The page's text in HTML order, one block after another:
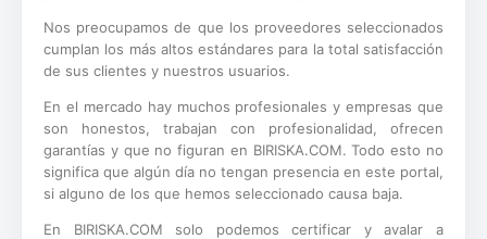
Nos preocupamos de que los proveedores seleccionados
cumplan los más altos estándares para la total satisfacción
de sus clientes y nuestros usuarios.
En el mercado hay muchos profesionales y empresas que
son honestos, trabajan con profesionalidad, ofrecen
garantías y que no figuran en BIRISKA.COM. Todo esto no
significa que algún día no tengan presencia en este portal,
si alguno de los que hemos seleccionado causa baja.
En BIRISKA.COM solo podemos certificar y avalar a